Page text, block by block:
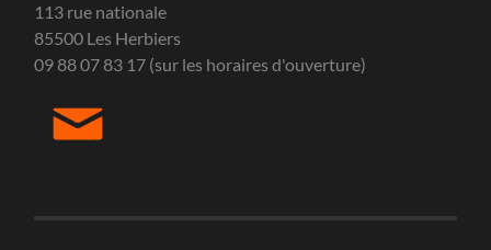
113 rue nationale
85500 Les Herbiers
09 88 07 83 17 (sur les horaires d'ouverture)